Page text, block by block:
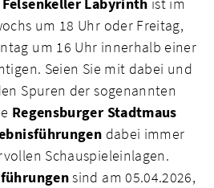
um 18 Uhr oder Freitag,
um 16 Uhr innerhalb einer
Seien Sie mit dabei und
Spuren der sogenannten
Regensburger Stadtmaus
dabei immer
Schauspieleinlagen.
sind am 05.04.2026,